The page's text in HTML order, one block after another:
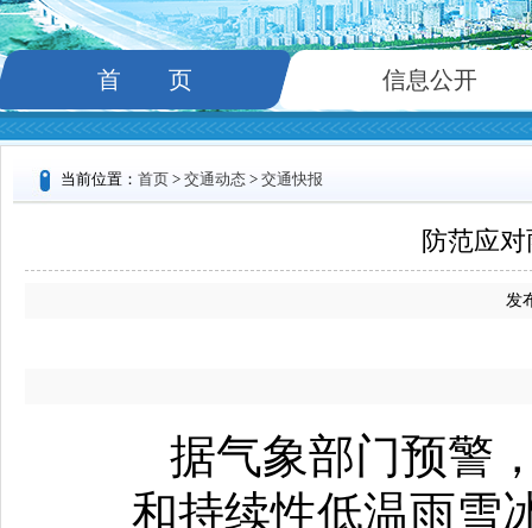
首 页 信息公开
当前位置： 首页 > 交通动态 > 交通快报
防范应
发
据气象部门预警
和持续性低温雨雪